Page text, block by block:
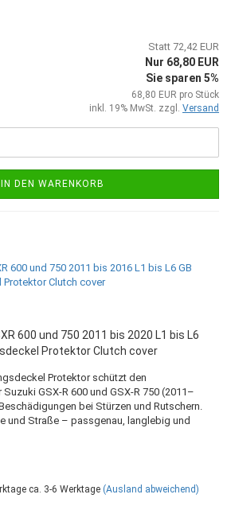
Statt 72,42 EUR
Nur 68,80 EUR
Sie sparen 5%
68,80 EUR pro Stück
inkl. 19% MwSt. zzgl. Versand
IN DEN WARENKORB
600 und 750 2011 bis 2020 L1 bis L6
Protektor Clutch cover
Protektor schützt den
GSX-R 600 und GSX-R 750 (2011–
bei Stürzen und Rutschern.
und Straße – passgenau, langlebig und
ca. 3-6 Werktage (Ausland abweichend)